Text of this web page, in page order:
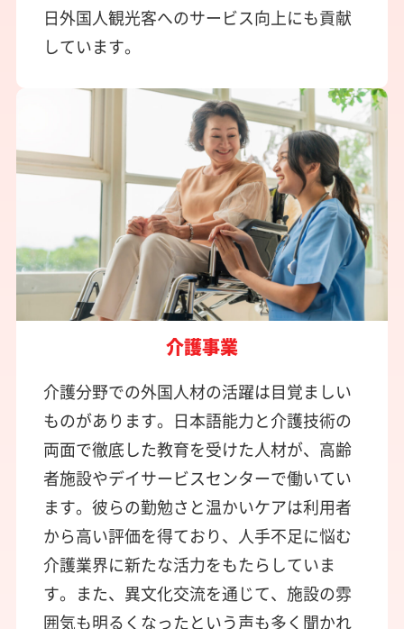
日外国人観光客へのサービス向上にも貢献
しています。
介護事業
介護分野での外国人材の活躍は目覚ましい
ものがあります。日本語能力と介護技術の
両面で徹底した教育を受けた人材が、高齢
者施設やデイサービスセンターで働いてい
ます。彼らの勤勉さと温かいケアは利用者
から高い評価を得ており、人手不足に悩む
介護業界に新たな活力をもたらしていま
す。また、異文化交流を通じて、施設の雰
囲気も明るくなったという声も多く聞かれ